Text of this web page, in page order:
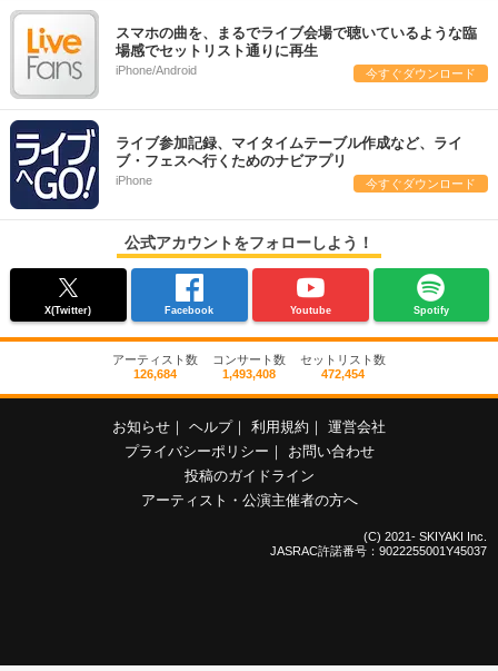
スマホの曲を、まるでライブ会場で聴いているような臨
場感でセットリスト通りに再生
iPhone/Android 今すぐダウンロード
ライブ参加記録、マイタイムテーブル作成など、ライ
ブ・フェスへ行くためのナビアプリ
iPhone 今すぐダウンロード
公式アカウントをフォローしよう！
X(Twitter) Facebook Youtube Spotify
アーティスト数
126,684
コンサート数
1,493,408
セットリスト数
472,454
お知らせ ｜ ヘルプ｜ 利用規約 ｜ 運営会社
プライバシーポリシー ｜
お問い合わせ
投稿のガイドライン
アーティスト・公演主催者の方へ
(C) 2021- SKIYAKI Inc.
JASRAC許諾番号：9022255001Y45037